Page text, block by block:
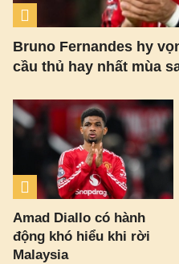
Bruno Fernandes hy
cầu thủ hay nhất mùa
Amad Diallo có hành
động khó hiểu khi rời
Malaysia